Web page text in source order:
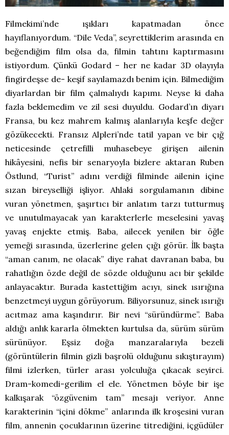
Filmekimi’nde ışıkları kapatmadan önce
hayıflanıyordum. “Dile Veda”, seyrettiklerim arasında en
beğendiğim film olsa da, filmin tahtını kaptırmasını
istiyordum. Çünkü Godard – her ne kadar 3D olayıyla
fingirdeşse de- keşif sayılamazdı benim için. Bilmediğim
diyarlardan bir film çalmalıydı kapımı. Neyse ki daha
fazla beklemedim ve zil sesi duyuldu. Godard’ın diyarı
Fransa, bu kez mahrem kalmış alanlarıyla keşfe değer
gözükecekti. Fransız Alpleri’nde tatil yapan ve bir çığ
neticesinde çetrefilli muhasebeye girişen ailenin
hikâyesini, nefis bir senaryoyla bizlere aktaran Ruben
Östlund, “Turist” adını verdiği filminde ailenin içine
sızan bireyselliği işliyor. Ahlaki sorgulamanın dibine
vuran yönetmen, şaşırtıcı bir anlatım tarzı tutturmuş
ve unutulmayacak yan karakterlerle meselesini yavaş
yavaş enjekte etmiş. Baba, ailecek yenilen bir öğle
yemeği sırasında, üzerlerine gelen çığı görür. İlk başta
“aman canım, ne olacak” diye rahat davranan baba, bu
rahatlığın özde değil de sözde olduğunu acı bir şekilde
anlayacaktır. Burada kastettiğim acıyı, sinek ısırığına
benzetmeyi uygun görüyorum. Biliyorsunuz, sinek ısırığı
acıtmaz ama kaşındırır. Bir nevi “süründürme”. Baba
aldığı anlık kararla ölmekten kurtulsa da, sürüm sürüm
sürünüyor. Eşsiz doğa manzaralarıyla bezeli
(görüntülerin filmin gizli başrolü olduğunu sıkıştırayım)
filmi izlerken, türler arası yolculuğa çıkacak seyirci.
Dram-komedi-gerilim el ele. Yönetmen böyle bir işe
kalkışarak “özgüvenim tam” mesajı veriyor. Anne
karakterinin “içini dökme” anlarında ilk kroşesini vuran
film, annenin çocuklarının üzerine titrediğini, içgüdüler